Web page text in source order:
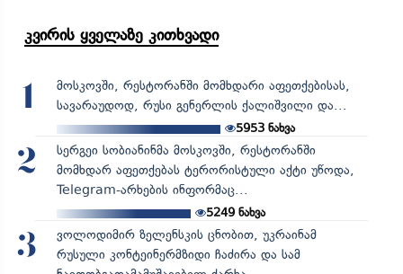
კვირის ყველაზე კითხვადი
1
მოსკოვში, რესტორანში მომხდარი აფეთქებისას,
სავარაუდოდ, რუსი გენერლის ქალიშვილი და...
5953 ნახვა
2
სერგეი სობიანინმა მოსკოვში, რესტორანში
მომხდარ აფეთქებას ტერორისტული აქტი უწოდა,
Telegram-არხების ინფორმაც...
5249ნახვა
3
ვოლოდიმირ ზელენსკის ცნობით, უკრაინამ
რუსული კონტეინერმზიდი ჩაძირა და სამ